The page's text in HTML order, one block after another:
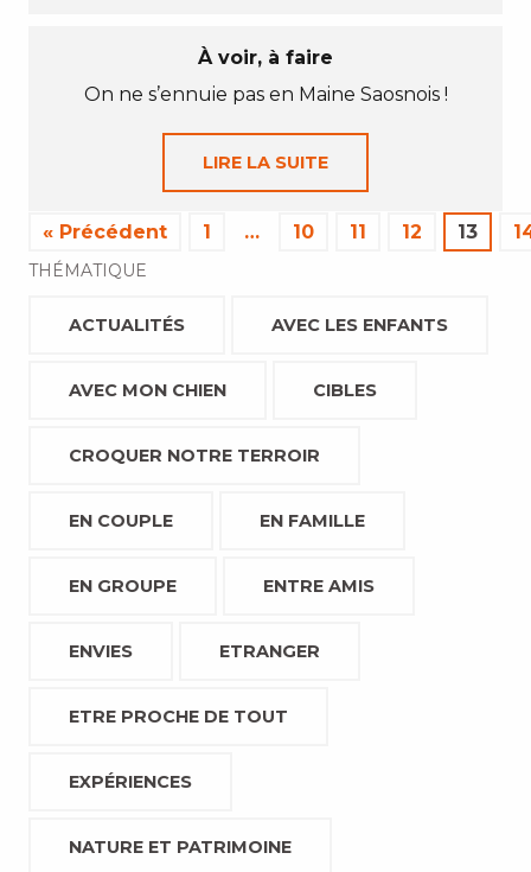
À voir, à faire
On ne s’ennuie pas en Maine Saosnois !
LIRE LA SUITE
« Précédent 1 … 10 11 12 13
THÉMATIQUE
ACTUALITÉS AVEC LES ENFANTS
AVEC MON CHIEN CIBLES
CROQUER NOTRE TERROIR
EN COUPLE EN FAMILLE
EN GROUPE ENTRE AMIS
ENVIES ETRANGER
ETRE PROCHE DE TOUT
EXPÉRIENCES
NATURE ET PATRIMOINE